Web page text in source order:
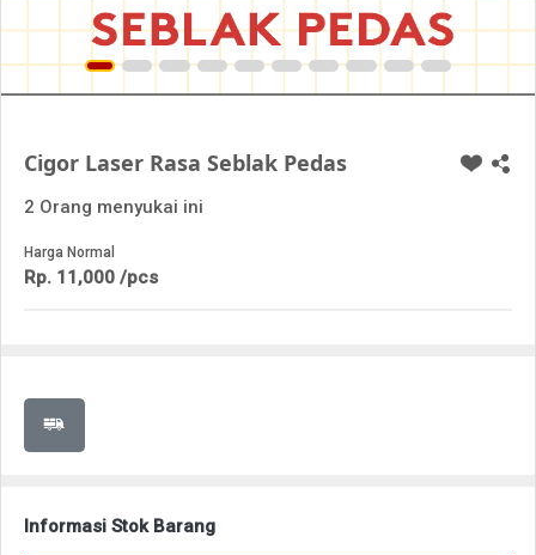
Cigor Laser Rasa Seblak Pedas
2 Orang menyukai ini
Harga Normal
Rp. 11,000 /pcs
Informasi Stok Barang